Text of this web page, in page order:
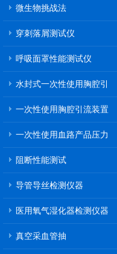
微生物挑战法
穿刺落屑测试仪
呼吸面罩性能测试仪
水封式一次性使用胸腔引
一次性使用胸腔引流装置
一次性使用血路产品压力
阻断性能测试
导管导丝检测仪器
医用氧气湿化器检测仪器
真空采血管抽